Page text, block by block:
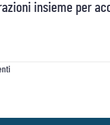
insieme per